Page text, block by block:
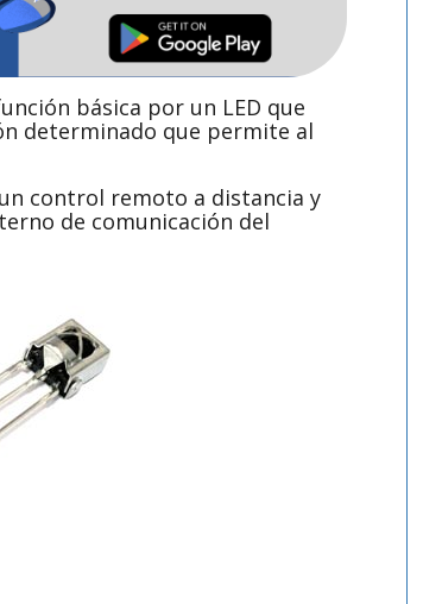
básica por un LED que
determinado que permite al
control remoto a distancia y
de comunicación del